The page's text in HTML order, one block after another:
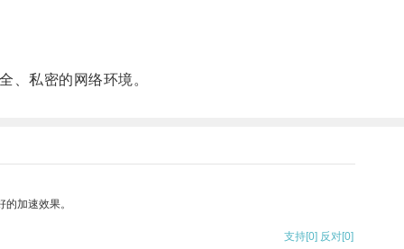
私密的网络环境。
加速效果。
支持[0] 反对[0]